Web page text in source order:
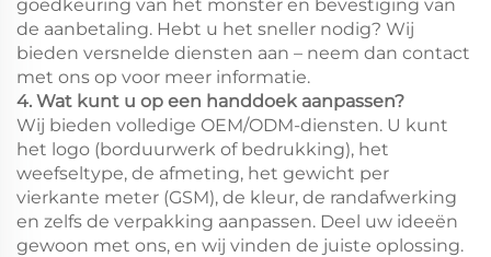
goedkeuring van het monster en bevestiging van
de aanbetaling. Hebt u het sneller nodig? Wij
bieden versnelde diensten aan – neem dan contact
met ons op voor meer informatie.
4. Wat kunt u op een handdoek aanpassen?
Wij bieden volledige OEM/ODM-diensten. U kunt
het logo (borduurwerk of bedrukking), het
weefseltype, de afmeting, het gewicht per
vierkante meter (GSM), de kleur, de randafwerking
en zelfs de verpakking aanpassen. Deel uw ideeën
gewoon met ons, en wij vinden de juiste oplossing.